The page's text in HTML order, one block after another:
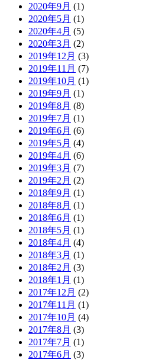
2020年9月 (1)
2020年5月 (1)
2020年4月 (5)
2020年3月 (2)
2019年12月 (3)
2019年11月 (7)
2019年10月 (1)
2019年9月 (1)
2019年8月 (8)
2019年7月 (1)
2019年6月 (6)
2019年5月 (4)
2019年4月 (6)
2019年3月 (7)
2019年2月 (2)
2018年9月 (1)
2018年8月 (1)
2018年6月 (1)
2018年5月 (1)
2018年4月 (4)
2018年3月 (1)
2018年2月 (3)
2018年1月 (1)
2017年12月 (2)
2017年11月 (1)
2017年10月 (4)
2017年8月 (3)
2017年7月 (1)
2017年6月 (3)